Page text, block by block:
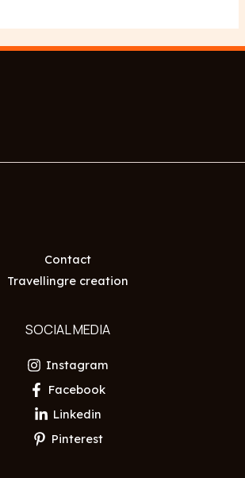
Contact
Travellingre creation
SOCIAL MEDIA
Instagram
Facebook
Linkedin
Pinterest